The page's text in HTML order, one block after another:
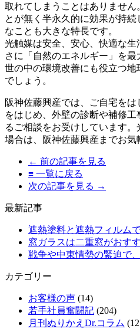
取れてしまうことはありません
とが無く半永久的に効果が持
なことも大きな特長です。
光触媒は安全、安心、快適な生
さに「自然のエネルギー」を最
世の中の環境改善にも役立つ
でしょう。
阪神佐藤興産では、ご自宅を
をはじめ、外壁の診断や補修
るご相談をお受けしています
場合は、阪神佐藤興産までお気
← 前の記事を見る
≡ 一覧に戻る
次の記事を見る →
最新記事
遮熱塗料と遮熱フィルム
窓ガラスは二重窓がおす
戦争や中東情勢の緊迫で
カテゴリー
お客様の声 (14)
若手社員奮闘記 (204)
月刊ぬりかえDr.コラム